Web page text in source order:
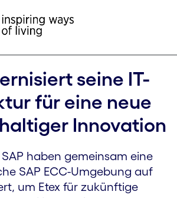
seine IT-
für eine neue
Innovation
haben gemeinsam eine
SAP ECC-Umgebung auf
um Etex für zukünftige